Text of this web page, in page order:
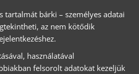
tartalmát bárki – személyes adatai
az nem kötődik
használatával
felsorolt adatokat kezeljük